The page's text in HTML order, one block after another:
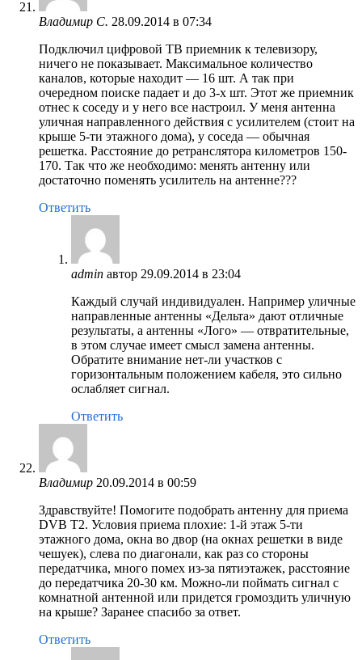
Владимир С. 28.09.2014 в 07:34
Подключил цифровой ТВ приемник к телевизору,
ничего не показывает. Максимальное количество
каналов, которые находит — 16 шт. А так при
очередном поиске падает и до 3-х шт. Этот же приемник
отнес к соседу и у него все настроил. У меня антенна
уличная направленного действия с усилителем (стоит на
крыше 5-ти этажного дома), у соседа — обычная
решетка. Расстояние до ретранслятора километров 150-
170. Так что же необходимо: менять антенну или
достаточно поменять усилитель на антенне???
Ответить
admin автор 29.09.2014 в 23:04
Каждый случай индивидуален. Например уличные
направленные антенны «Дельта» дают отличные
результаты, а антенны «Лого» — отвратительные,
в этом случае имеет смысл замена антенны.
Обратите внимание нет-ли участков с
горизонтальным положением кабеля, это сильно
ослабляет сигнал.
Ответить
Владимир 20.09.2014 в 00:59
Здравствуйте! Помогите подобрать антенну для приема
DVB T2. Условия приема плохие: 1-й этаж 5-ти
этажного дома, окна во двор (на окнах решетки в виде
чешуек), слева по диагонали, как раз со стороны
передатчика, много помех из-за пятиэтажек, расстояние
до передатчика 20-30 км. Можно-ли поймать сигнал с
комнатной антенной или придется громоздить уличную
на крыше? Заранее спасибо за ответ.
Ответить